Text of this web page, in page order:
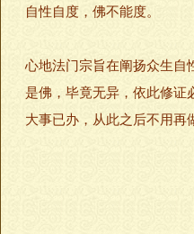
自性自度，佛不能度。
心地法门宗旨在阐扬众生自
是佛，毕竟无异，依此修证
大事已办，从此之后不用再